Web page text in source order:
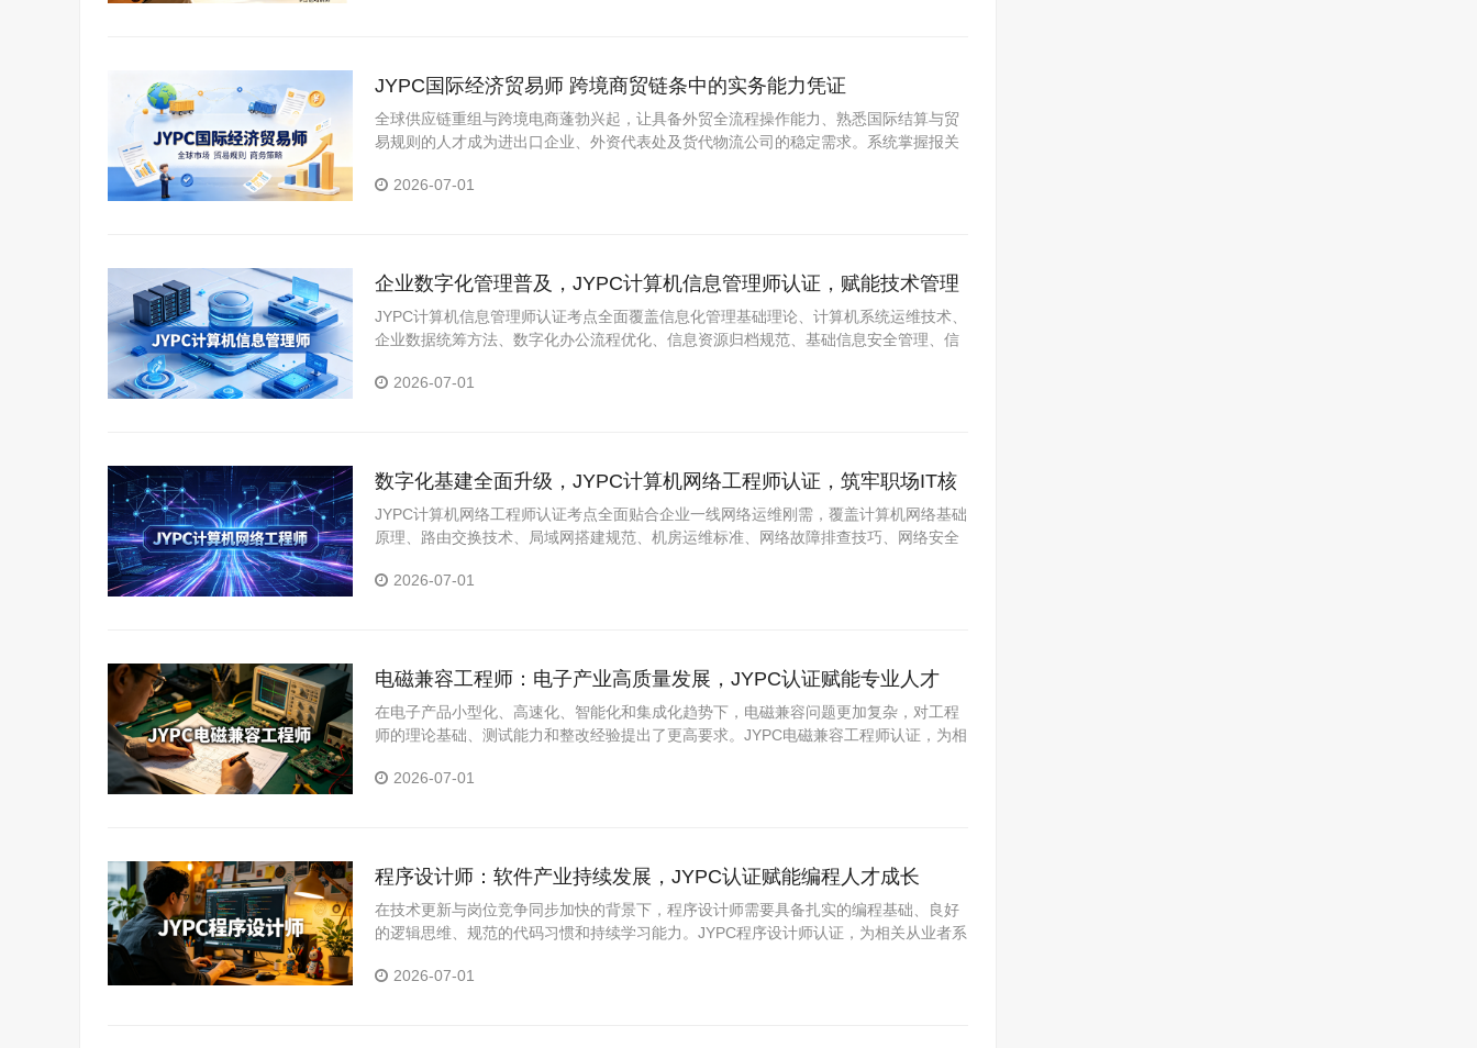
JYPC国际经济贸易师 跨境商贸链条中的实务能力凭证
全球供应链重组与跨境电商蓬勃兴起，让具备外贸全流程操作能力、熟悉国际结算与贸
易规则的人才成为进出口企业、外资代表处及货代物流公司的稳定需求。系统掌握报关
2026-07-01
企业数字化管理普及，JYPC计算机信息管理师认证，赋能技术管理
双向升级
JYPC计算机信息管理师认证考点全面覆盖信息化管理基础理论、计算机系统运维技术、
企业数据统筹方法、数字化办公流程优化、信息资源归档规范、基础信息安全管理、信
兼顾技术夯实与管理思维提升。
2026-07-01
数字化基建全面升级，JYPC计算机网络工程师认证，筑牢职场IT核
心根基
JYPC计算机网络工程师认证考点全面贴合企业一线网络运维刚需，覆盖计算机网络基础
原理、路由交换技术、局域网搭建规范、机房运维标准、网络故障排查技巧、网络安全
障的主流工作场景，兼顾理论夯实与实操提升。
2026-07-01
电磁兼容工程师：电子产业高质量发展，JYPC认证赋能专业人才
在电子产品小型化、高速化、智能化和集成化趋势下，电磁兼容问题更加复杂，对工程
师的理论基础、测试能力和整改经验提出了更高要求。JYPC电磁兼容工程师认证，为相
2026-07-01
程序设计师：软件产业持续发展，JYPC认证赋能编程人才成长
在技术更新与岗位竞争同步加快的背景下，程序设计师需要具备扎实的编程基础、良好
的逻辑思维、规范的代码习惯和持续学习能力。JYPC程序设计师认证，为相关从业者系
2026-07-01